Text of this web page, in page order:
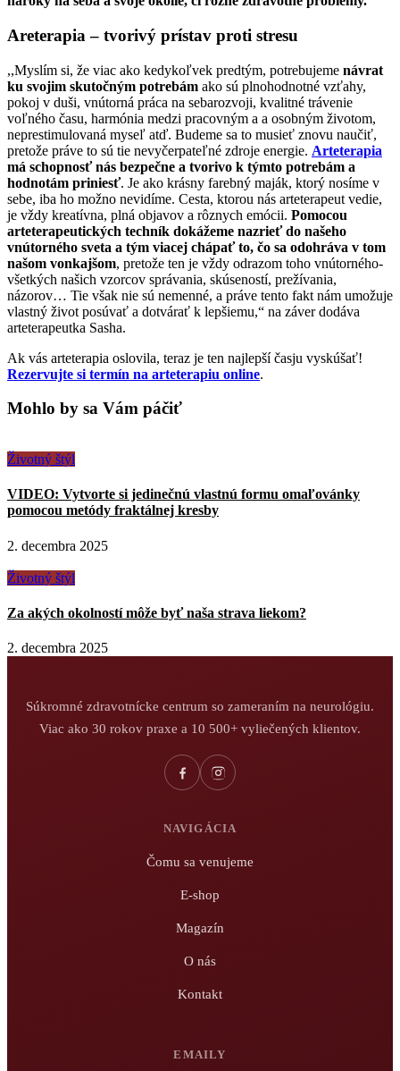
Areterapia – tvorivý prístav proti stresu
,,Myslím si, že viac ako kedykoľvek predtým, potrebujeme návrat
ku svojim skutočným potrebám ako sú plnohodnotné vzťahy,
pokoj v duši, vnútorná práca na sebarozvoji, kvalitné trávenie
voľného času, harmónia medzi pracovným a a osobným životom,
neprestimulovaná myseľ atď. Budeme sa to musieť znovu naučiť,
pretože práve to sú tie nevyčerpateľné zdroje energie. Arteterapia
má schopnosť nás bezpečne a tvorivo k týmto potrebám a
hodnotám priniesť. Je ako krásny farebný maják, ktorý nosíme v
sebe, iba ho možno nevidíme. Cesta, ktorou nás arteterapeut vedie,
je vždy kreatívna, plná objavov a rôznych emócii. Pomocou
arteterapeutických techník dokážeme nazrieť do našeho
vnútorného sveta a tým viacej chápať to, čo sa odohráva v tom
našom vonkajšom, pretože ten je vždy odrazom toho vnútorného-
všetkých našich vzorcov správania, skúseností, prežívania,
názorov… Tie však nie sú nemenné, a práve tento fakt nám umožuje
vlastný život posúvať a dotvárať k lepšiemu,“ na záver dodáva
arteterapeutka Sasha.
Ak vás arteterapia oslovila, teraz je ten najlepší časju vyskúšať!
Rezervujte si termín na arteterapiu online.
Mohlo by sa Vám páčiť
Životný štýl
VIDEO: Vytvorte si jedinečnú vlastnú formu omaľovánky
pomocou metódy fraktálnej kresby
2. decembra 2025
Životný štýl
Za akých okolností môže byť naša strava liekom?
2. decembra 2025
Súkromné zdravotnícke centrum so zameraním na neurológiu.
Viac ako 30 rokov praxe a 10 500+ vyliečených klientov.
NAVIGÁCIA
Čomu sa venujeme
E-shop
Magazín
O nás
Kontakt
EMAILY